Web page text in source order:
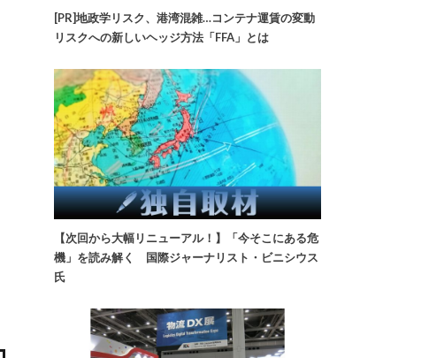
[PR]地政学リスク、港湾混雑…コンテナ運賃の変動
リスクへの新しいヘッジ方法「FFA」とは
【次回から大幅リニューアル！】「今そこにある危
機」を読み解く 国際ジャーナリスト・ビニシウス
氏